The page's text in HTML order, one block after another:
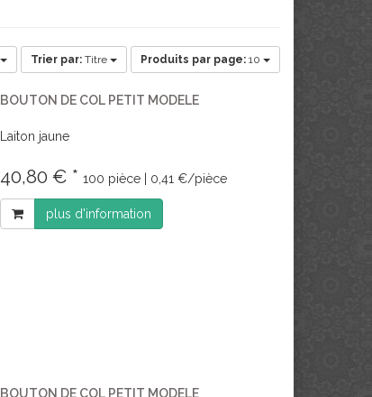
Trier par: Titre Produits par page: 10
BOUTON DE COL PETIT MODELE
Laiton jaune
40,80 € * 100 pièce | 0,41 €/pièce
plus d'information
BOUTON DE COL PETIT MODELE